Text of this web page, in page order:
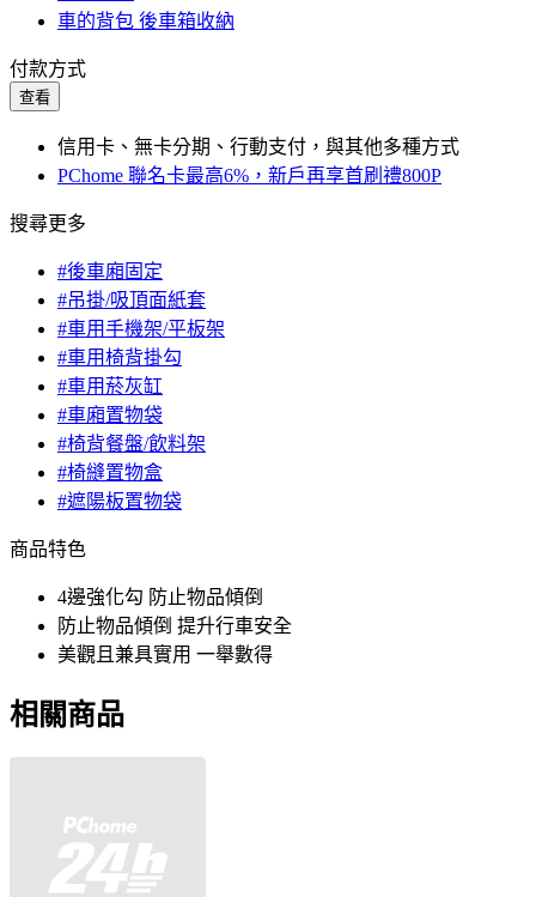
車的背包 後車箱收納
付款方式
查看
信用卡、無卡分期、行動支付，與其他多種方式
PChome 聯名卡最高6%，新戶再享首刷禮800P
搜尋更多
#後車廂固定
#吊掛/吸頂面紙套
#車用手機架/平板架
#車用椅背掛勾
#車用菸灰缸
#車廂置物袋
#椅背餐盤/飲料架
#椅縫置物盒
#遮陽板置物袋
商品特色
4邊強化勾 防止物品傾倒
防止物品傾倒 提升行車安全
美觀且兼具實用 一舉數得
相關商品